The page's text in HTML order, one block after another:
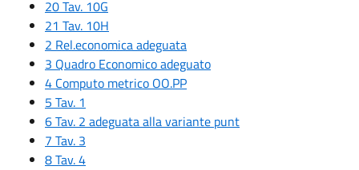
20 Tav. 10G
21 Tav. 10H
2 Rel.economica adeguata
3 Quadro Economico adeguato
4 Computo metrico OO.PP
5 Tav. 1
6 Tav. 2 adeguata alla variante punt
7 Tav. 3
8 Tav. 4